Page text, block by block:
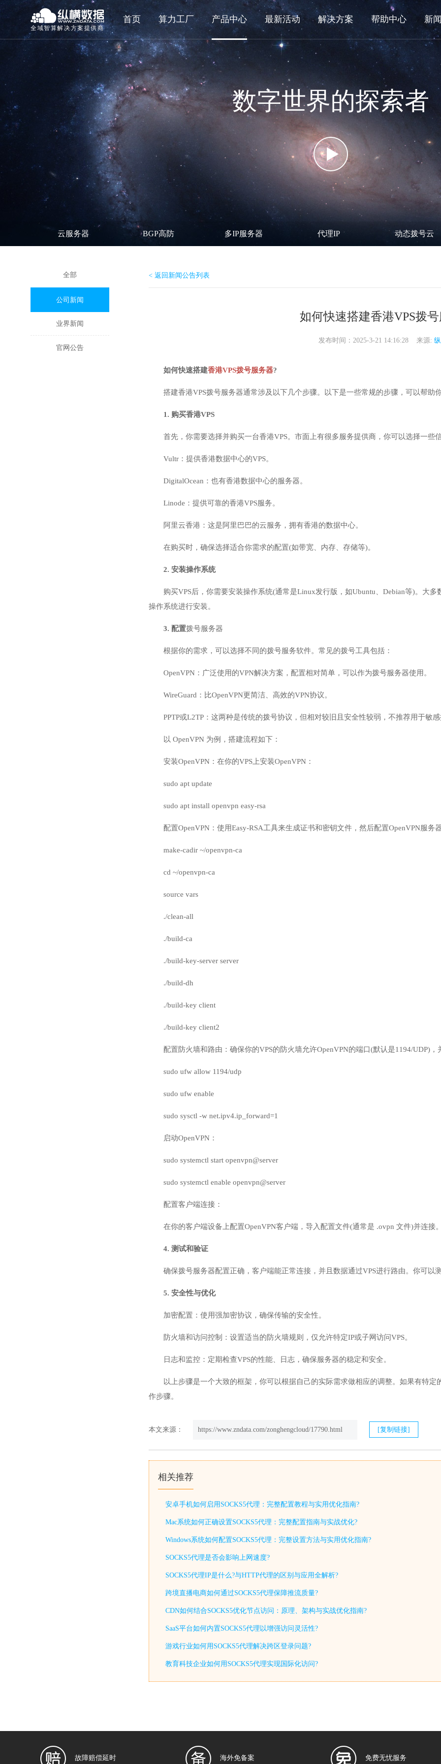
全域智算解决方案提供商
首页 算力工厂 产品中心 最新活动 解决方案 帮助中心 新
数字世界的探索者
云服务器 BGP高防 多IP服务器 代理IP 动态拨号云
全部
公司新闻
业界新闻
官网公告
< 返回新闻公告列表
如何快速搭建香港VPS拨
发布时间：2025-3-21 14:16:28 来源:
如何快速搭建香港VPS拨号服务器?
搭建香港VPS拨号服务器通常涉及以下几个步骤。以下是一些常规的步骤，可以帮助
1. 购买香港VPS
首先，你需要选择并购买一台香港VPS。市面上有很多服务提供商，你可以选择一些
Vultr：提供香港数据中心的VPS。
DigitalOcean：也有香港数据中心的服务器。
Linode：提供可靠的香港VPS服务。
阿里云香港：这是阿里巴巴的云服务，拥有香港的数据中心。
在购买时，确保选择适合你需求的配置(如带宽、内存、存储等)。
2. 安装操作系统
购买VPS后，你需要安装操作系统(通常是Linux发行版，如Ubuntu、Debian等)。大
操作系统进行安装。
3. 配置拨号服务器
根据你的需求，可以选择不同的拨号服务软件。常见的拨号工具包括：
OpenVPN：广泛使用的VPN解决方案，配置相对简单，可以作为拨号服务器使用。
WireGuard：比OpenVPN更简洁、高效的VPN协议。
PPTP或L2TP：这两种是传统的拨号协议，但相对较旧且安全性较弱，不推荐用于敏感
以 OpenVPN 为例，搭建流程如下：
安装OpenVPN：在你的VPS上安装OpenVPN：
sudo apt update
sudo apt install openvpn easy-rsa
配置OpenVPN：使用Easy-RSA工具来生成证书和密钥文件，然后配置OpenVPN服务
make-cadir ~/openvpn-ca
cd ~/openvpn-ca
source vars
./clean-all
./build-ca
./build-key-server server
./build-dh
./build-key client
./build-key client2
配置防火墙和路由：确保你的VPS的防火墙允许OpenVPN的端口(默认是1194/UDP)，
sudo ufw allow 1194/udp
sudo ufw enable
sudo sysctl -w net.ipv4.ip_forward=1
启动OpenVPN：
sudo systemctl start openvpn@server
sudo systemctl enable openvpn@server
配置客户端连接：
在你的客户端设备上配置OpenVPN客户端，导入配置文件(通常是 .ovpn 文件)并连接。
4. 测试和验证
确保拨号服务器配置正确，客户端能正常连接，并且数据通过VPS进行路由。你可以
5. 安全性与优化
加密配置：使用强加密协议，确保传输的安全性。
防火墙和访问控制：设置适当的防火墙规则，仅允许特定IP或子网访问VPS。
日志和监控：定期检查VPS的性能、日志，确保服务器的稳定和安全。
以上步骤是一个大致的框架，你可以根据自己的实际需求做相应的调整。如果有特
作步骤。
本文来源： https://www.zndata.com/zonghengcloud/17790.html [复制链接]
相关推荐
安卓手机如何启用SOCKS5代理：完整配置教程与实用优化指南?
Mac系统如何正确设置SOCKS5代理：完整配置指南与实战优化?
Windows系统如何配置SOCKS5代理：完整设置方法与实用优化指南?
SOCKS5代理是否会影响上网速度?
SOCKS5代理IP是什么?与HTTP代理的区别与应用全解析?
跨境直播电商如何通过SOCKS5代理保障推流质量?
CDN如何结合SOCKS5优化节点访问：原理、架构与实战优化指南?
SaaS平台如何内置SOCKS5代理以增强访问灵活性?
游戏行业如何用SOCKS5代理解决跨区登录问题?
教育科技企业如何用SOCKS5代理实现国际化访问?
故障赔偿延时 海外免备案 免费无忧服务